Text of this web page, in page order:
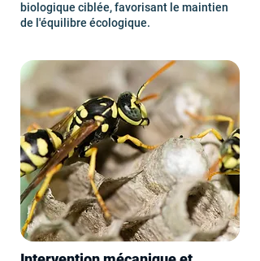
biologique ciblée, favorisant le maintien
de l'équilibre écologique.